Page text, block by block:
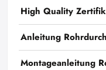
High Quality
Anleitung
Montageanleitung